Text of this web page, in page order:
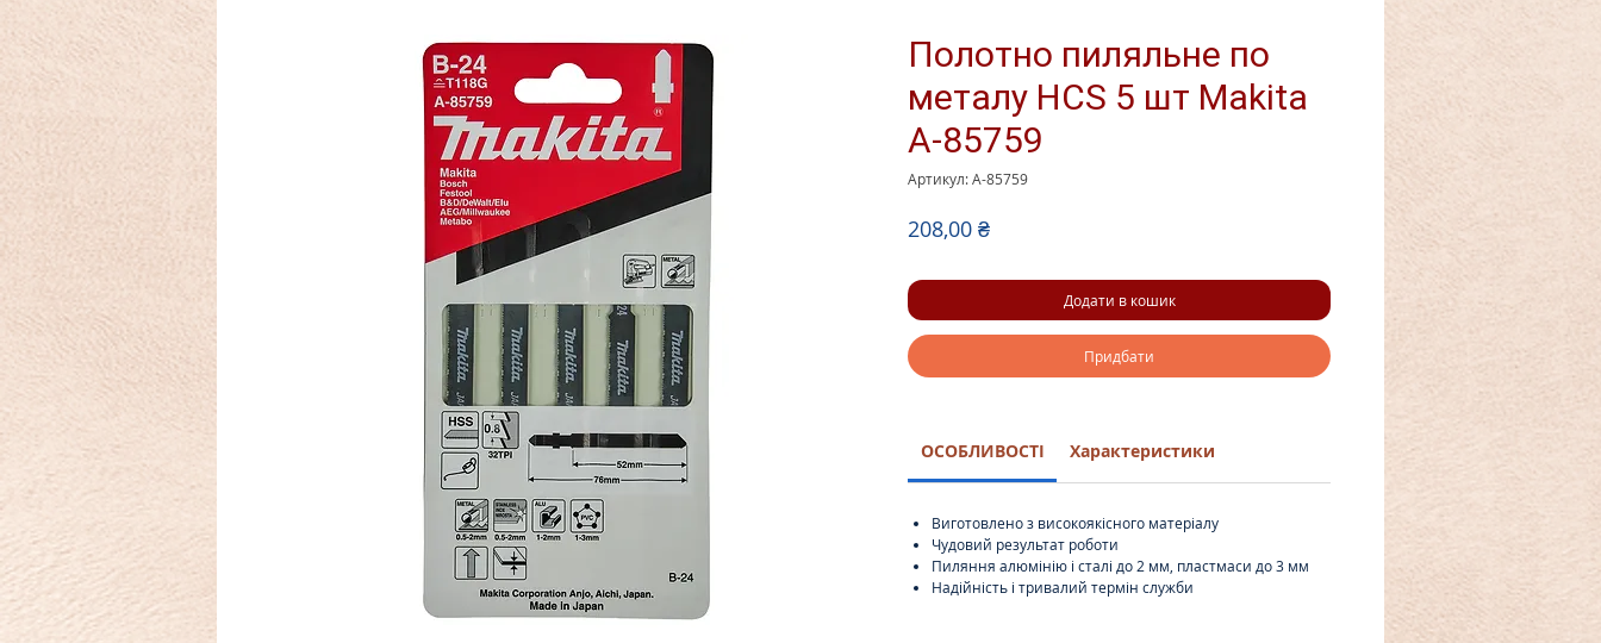
Полотно пиляльне по
металу HCS 5 шт Makita
A-85759
Артикул: A-85759
208,00 ₴Ціна
Додати в кошик
Придбати
ОСОБЛИВОСТІ Характеристики
Виготовлено з високоякісного матеріалу
Чудовий результат роботи
Пиляння алюмінію і сталі до 2 мм, пластмаси до 3 мм
Надійність і тривалий термін служби